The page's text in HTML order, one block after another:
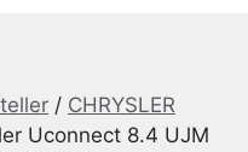
/ CHRYSLER
Uconnect 8.4 UJM